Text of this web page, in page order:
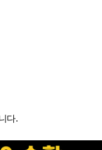
다.